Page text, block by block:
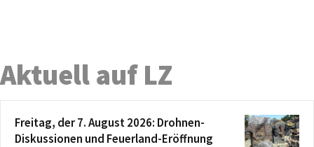
Aktuell auf LZ
Freitag, der 7. August 2026: Drohnen-
Diskussionen und Feuerland-Eröffnung